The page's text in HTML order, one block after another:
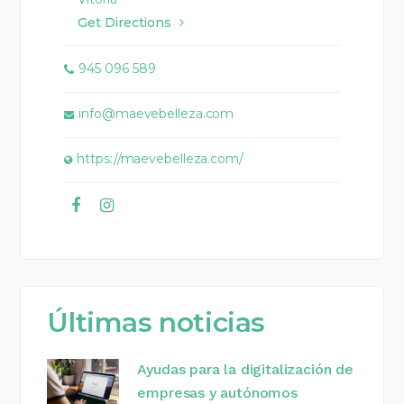
Get Directions
945 096 589
info@maevebelleza.com
https://maevebelleza.com/
Últimas noticias
Ayudas para la digitalización de
empresas y autónomos